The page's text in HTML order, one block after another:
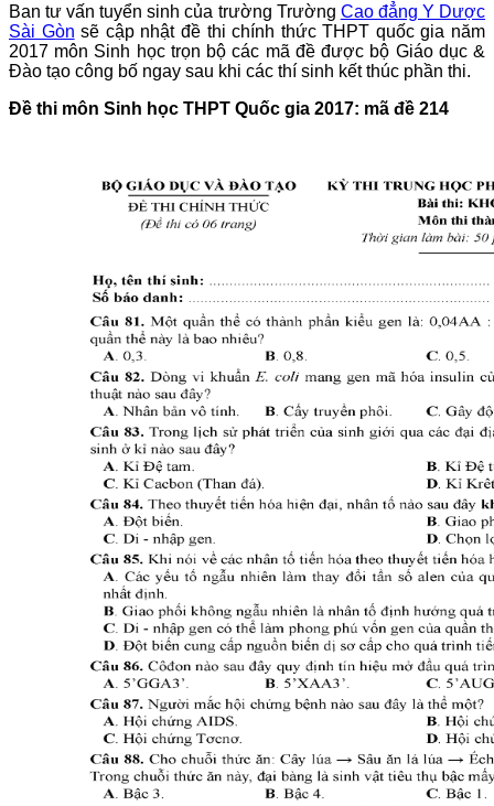
Ban tư vấn tuyển sinh của trường Trường Cao đẳng Y Dược
Sài Gòn sẽ cập nhật đề thi chính thức THPT quốc gia năm
2017 môn Sinh học trọn bộ các mã đề được bộ Giáo dục &
Đào tạo công bố ngay sau khi các thí sinh kết thúc phần thi.
Đề thi môn Sinh học THPT Quốc gia 2017: mã đề 214